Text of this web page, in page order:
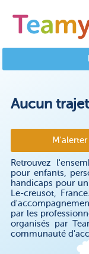
Aucun
Retrouvez
pour enfants,
handicaps pour
Le-creusot,
par les
organisés par
communauté